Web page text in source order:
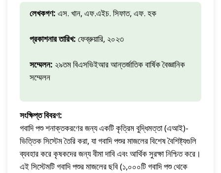
লেখকগণ: এস. খান, এফ.এইচ. সিফাত, এফ. হক
প্রকাশনার তারিখ: ফেব্রুয়ারি, ২০২৩
সম্মেলন: ২৯তম বিএসভিইআর আন্তর্জাতিক বার্ষিক বৈজ্ঞানিক
সম্মেলন
সংক্ষিপ্ত বিবরণ:
গবাদি পশু শনাক্তকরণের জন্য একটি কৃত্রিম বুদ্ধিমত্তা (এআই)-
ভিত্তিক সিস্টেম তৈরি করা, যা গবাদি পশুর মাজলের বিশেষ বৈশিষ্ট্যগুলি
ব্যবহার করে কৃষকদের জন্য বীমা দাবি এবং আর্থিক সুরক্ষা নিশ্চিত করে।
এই সিস্টেমটি গবাদি পশুর মাজলের ছবি (১,০০০টি গবাদি পশু থেকে